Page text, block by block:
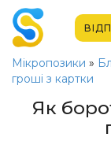
Мікропозики »
гроші з картки
Як